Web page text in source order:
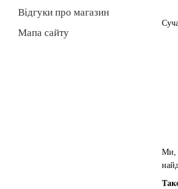
Ми,
Відгуки про магазин
Мапа сайту